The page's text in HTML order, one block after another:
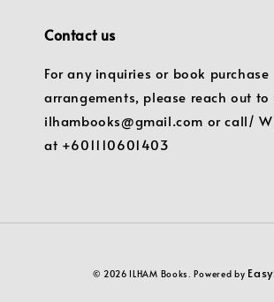
Contact us
For any inquiries or book purchase
arrangements, please reach out to
ilhambooks@gmail.com or call/
at +601110601403
© 2026 ILHAM Books. Powered by